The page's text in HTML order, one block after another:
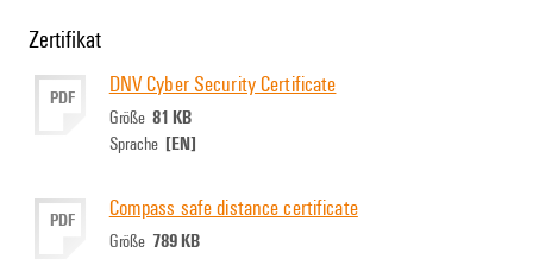
Zertifikat
PDF DNV Cyber Security Certificate
Größe 81 KB
Sprache [EN]
PDF Compass safe distance certificate
Größe 789 KB